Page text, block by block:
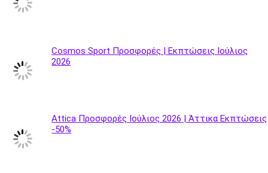
Cosmos Sport Προσφορές | Εκπτώσεις Ιούλιος
2026
Attica Προσφορές Ιούλιος 2026 | Άττικα Εκπτώσεις
-50%